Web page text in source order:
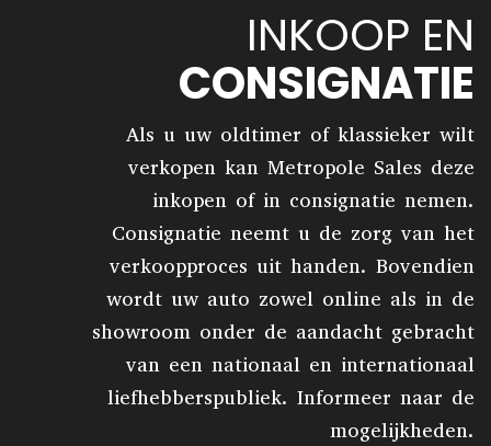
INKOOP EN
CONSIGNATIE
Als u uw oldtimer of klassieker wilt
verkopen kan Metropole Sales deze
inkopen of in consignatie nemen.
Consignatie neemt u de zorg van het
verkoopproces uit handen. Bovendien
wordt uw auto zowel online als in de
showroom onder de aandacht gebracht
van een nationaal en internationaal
liefhebberspubliek. Informeer naar de
mogelijkheden.